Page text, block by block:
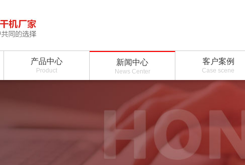
产品中心
Product
新闻中心
News Center
客户案例
Case scene